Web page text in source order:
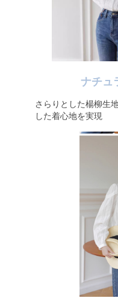
ナチュ
さらりとした楊柳生
した着心地を実現